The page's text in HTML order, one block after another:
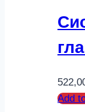
Add